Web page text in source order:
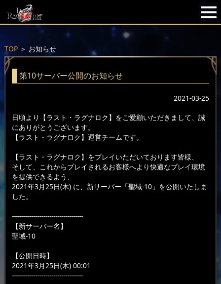
TOP＞ お知らせ
第10サーバー公開のお知らせ
2021-03-25
日頃より【ラスト・ラグナロク】をご愛顧いただきまして、誠
にありがとうございます。
【ラスト・ラグナロク】運営チームです。
【ラスト・ラグナロク】をプレイいただいております皆様、
そして、これからプレイされるお客様へより快適なプレイ環境
を提供できるよう、
2021年3月25日(木) に、新サーバー「聖域-10」を公開いたしま
した。
------------------------------------
【新サーバー名】
聖域-10
【公開日時】
2021年3月25日(木) 00:01
------------------------------------